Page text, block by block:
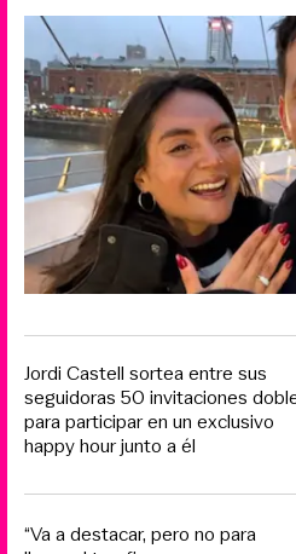
Jordi Castell sortea entre sus
seguidoras 50 invitaciones
para participar en un exclusivo
happy hour junto a él
“Va a destacar, pero no para